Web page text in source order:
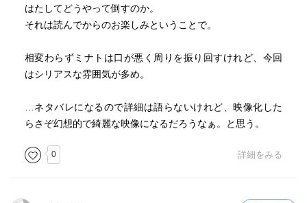
はたしてどうやって倒すのか。
それは読んでからのお楽しみということで。
相変わらずミナトは口が悪く周りを振り回すけれど、今回
はシリアスな雰囲気が多め。
…ネタバレになるので詳細は語らないけれど、映像化した
らさぞ幻想的で綺麗な映像になるだろうなぁ。と思う。
0 詳細をみる